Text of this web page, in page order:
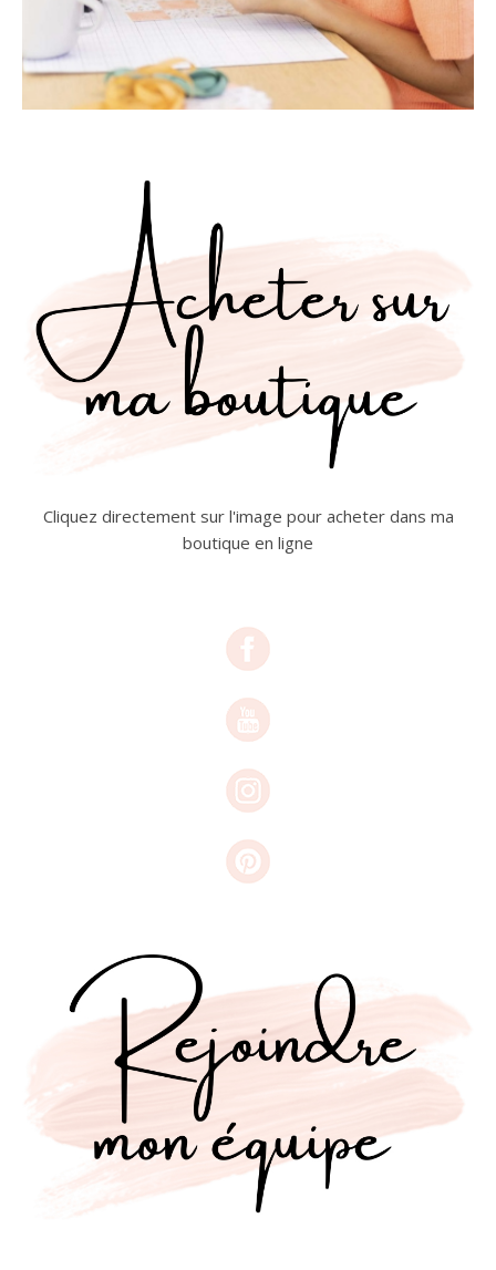
Cliquez directement sur l'image pour acheter dans ma
boutique en ligne